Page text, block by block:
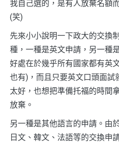
我自己選的，是有人放棄名額
(笑)
先來小小說明一下政大的交換
種，一種是英文申請，另一種
好處在於幾乎所有國家都有英
也有)，而且只要英文口頭面試
太好，也想把準備托福的時間
放棄。
另一種是其他語言的申請。由
日文、韓文、法語等的交換申